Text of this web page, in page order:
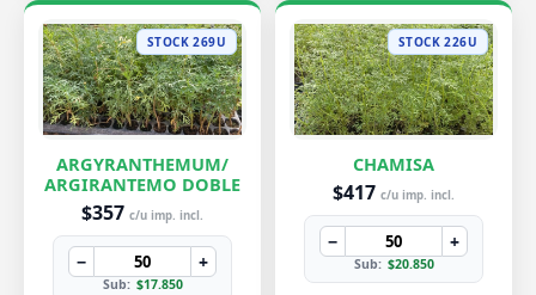
STOCK 269U
ARGYRANTHEMUM/
ARGIRANTEMO DOBLE
$357 c/u imp. incl.
− +
Sub: $17.850
STOCK 226U
CHAMISA
$417 c/u imp. incl.
− +
Sub: $20.850